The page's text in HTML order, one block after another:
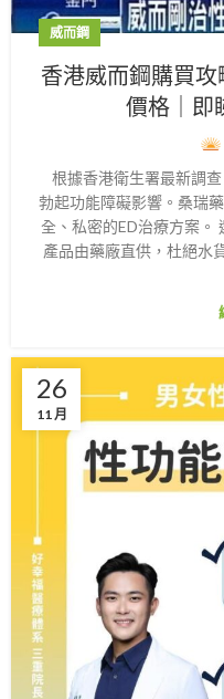
威而鋼
香港威而鋼購買
價格｜即
根據香港衛生署最新調
勃起功能障礙影響。桑瑞
全、私密的ED治療方案。
產品由藥廠直供，杜絕水
26
11 月